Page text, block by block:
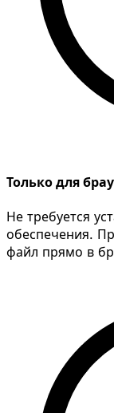
Только для
Не требуется
обеспечения.
файл прямо в